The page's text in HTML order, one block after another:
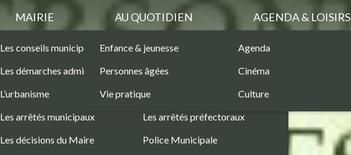
MAIRIE
Les conseils municipaux
Marchés Publics
Les démarches administratives
Les services municipaux
L’urbanisme
Les structures municipales
Les arrêtés municipaux
Les arrêtés préfectoraux
Les décisions du Maire
Police Municipale
AU QUOTIDIEN
Enfance & jeunesse
Les permanences
Personnes âgées
Sécurité
Vie pratique
Commerces
AGENDA & LOISIRS
Agenda
Cinéma
Culture